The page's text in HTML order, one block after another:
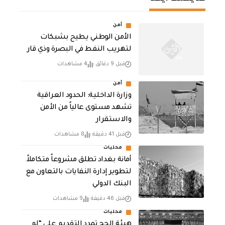
أمن
الأمن الوطني يطيح بشبكات
لتهريب النفط في البصرة وذي قار
قبل 9 دقائق 4 مشاهدات
أمن
وزارة الداخلية: الحدود العراقية
تشهد مستوى عالياً من الأمن
والاستقرار
قبل 41 دقيقة 8 مشاهدات
محليات
أمانة بغداد تطلق مشروعاً متكاملاً
لتطوير إدارة النفايات بالتعاون مع
البنك الدولي
قبل 46 دقيقة 9 مشاهدات
محليات